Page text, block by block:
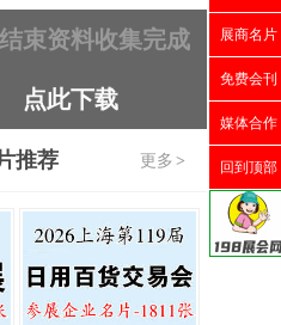
束资料收集完成
点此下载
更多 >
推荐
展商名片
免费会刊
媒体合作
回到顶部